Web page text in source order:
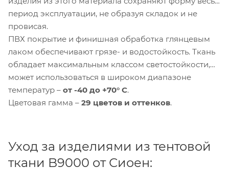
период эксплуатации, не образуя складок и не
провисая.
ПВХ покрытие и финишная обработка глянцевым
лаком обеспечивают грязе- и водостойкость. Ткань
обладает максимальным классом светостойкости,
может использоваться в широком диапазоне
температур – от -40 до +70° С.
Цветовая гамма – 29 цветов и оттенков.
Уход за изделиями из тентовой
ткани B9000 от Сиоен:
Компания «Торговый Дом Технический
Текстиль» использует cookie-файлы и
обрабатывает персональные данные с
Политике . Подтвердите ваше согласие,
нажав кнопку "Принять".